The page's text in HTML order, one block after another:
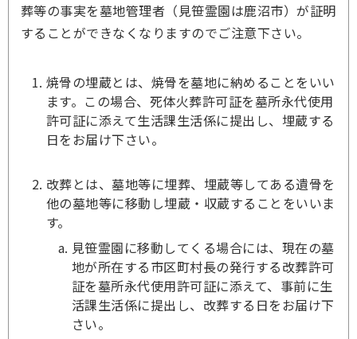
葬等の事実を墓地管理者（見笹霊園は鹿沼市）が証明
することができなくなりますのでご注意下さい。
焼骨の埋蔵とは、焼骨を墓地に納めることをいい
ます。この場合、死体火葬許可証を墓所永代使用
許可証に添えて生活課生活係に提出し、埋蔵する
日をお届け下さい。
改葬とは、墓地等に埋葬、埋蔵等してある遺骨を
他の墓地等に移動し埋蔵・収蔵することをいいま
す。
見笹霊園に移動してくる場合には、現在の墓
地が所在する市区町村長の発行する改葬許可
証を墓所永代使用許可証に添えて、事前に生
活課生活係に提出し、改葬する日をお届け下
さい。